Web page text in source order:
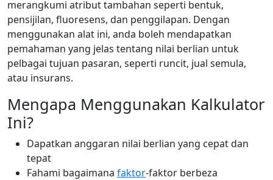
merangkumi atribut tambahan seperti bentuk,
pensijilan, fluoresens, dan penggilapan. Dengan
menggunakan alat ini, anda boleh mendapatkan
pemahaman yang jelas tentang nilai berlian untuk
pelbagai tujuan pasaran, seperti runcit, jual semula,
atau insurans.
Mengapa Menggunakan Kalkulator
Ini?
Dapatkan anggaran nilai berlian yang cepat dan
tepat
Fahami bagaimana faktor-faktor berbeza